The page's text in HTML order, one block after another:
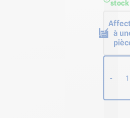
stock
à
- 1